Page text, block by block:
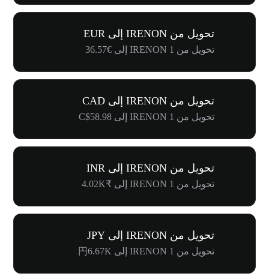
تحويل من IRENON إلى EUR
تحويل من 1 IRENON إلى €36.57
تحويل من IRENON إلى CAD
تحويل من 1 IRENON إلى C$58.98
تحويل من IRENON إلى INR
تحويل من 1 IRENON إلى ₹4.02K
تحويل من IRENON إلى JPY
تحويل من 1 IRENON إلى 円6.67K